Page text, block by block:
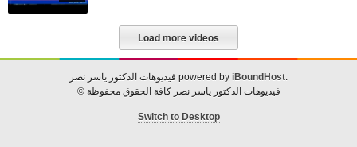
Load more videos
فيديوهات الدكتور ياسر نصر powered by iBoundHost.
© فيديوهات الدكتور ياسر نصر كافة الحقوق محفوظة
Switch to Desktop